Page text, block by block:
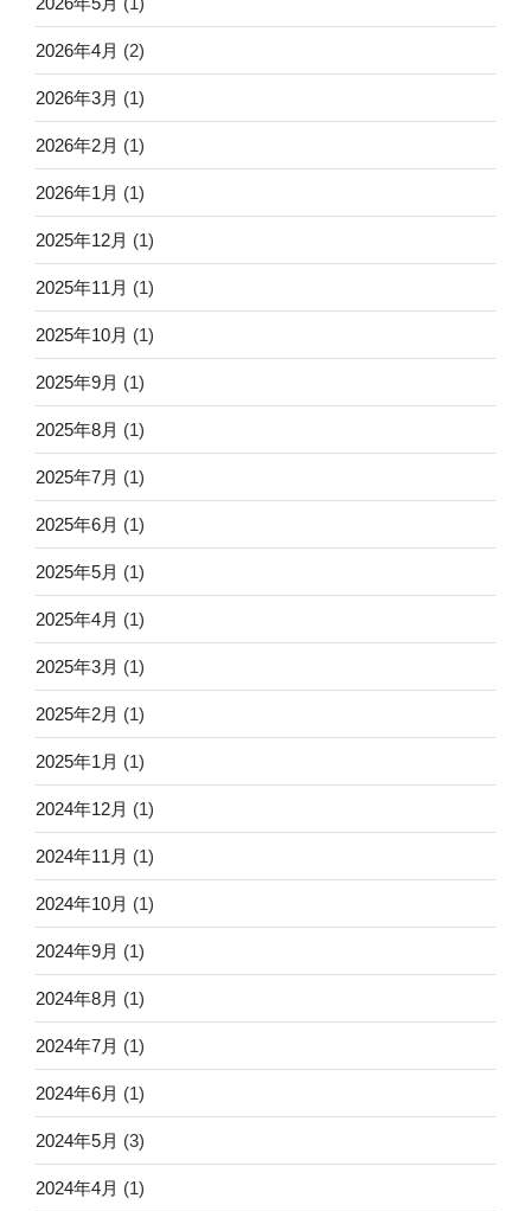
2026年4月 (2)
2026年3月 (1)
2026年2月 (1)
2026年1月 (1)
2025年12月 (1)
2025年11月 (1)
2025年10月 (1)
2025年9月 (1)
2025年8月 (1)
2025年7月 (1)
2025年6月 (1)
2025年5月 (1)
2025年4月 (1)
2025年3月 (1)
2025年2月 (1)
2025年1月 (1)
2024年12月 (1)
2024年11月 (1)
2024年10月 (1)
2024年9月 (1)
2024年8月 (1)
2024年7月 (1)
2024年6月 (1)
2024年5月 (3)
2024年4月 (1)